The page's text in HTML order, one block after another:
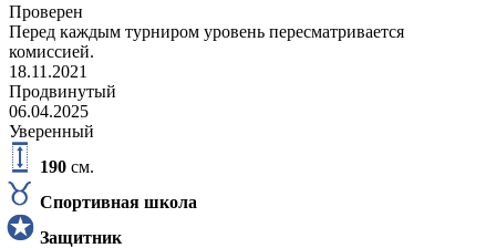
Проверен
Перед каждым турниром уровень пересматривается
комиссией.
18.11.2021
Продвинутый
06.04.2025
Уверенный
190 см.
Спортивная школа
Защитник